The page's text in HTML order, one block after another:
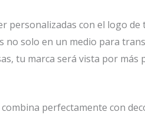
personalizadas con el logo
no solo en un medio para
tu marca será vista por
combina perfectamente con